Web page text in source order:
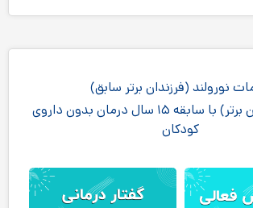
نورولند (فرزندان برتر سابق)
نورولند (فرزندان برتر) با سابقه ۱۵ سال درمان بدون داروی
کودکان